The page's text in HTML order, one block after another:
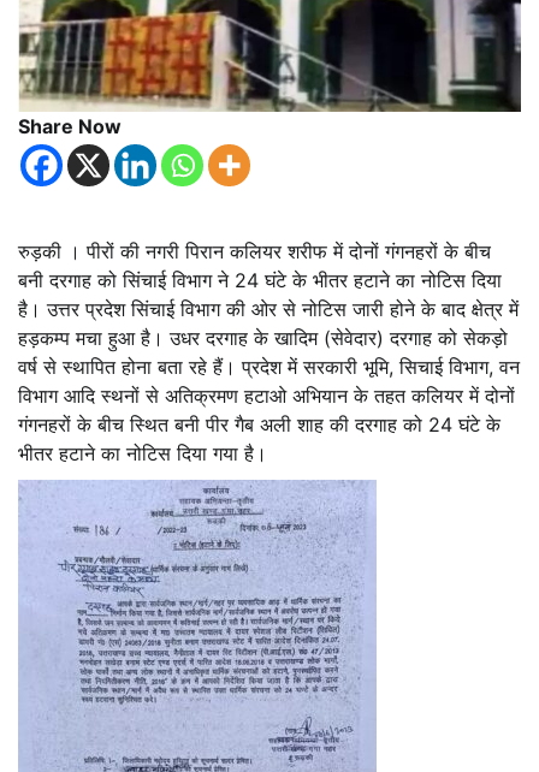
Share Now
रुड़की । पीरों की नगरी पिरान कलियर शरीफ में दोनों गंगनहरों के बीच
बनी दरगाह को सिंचाई विभाग ने 24 घंटे के भीतर हटाने का नोटिस दिया
है। उत्तर प्रदेश सिंचाई विभाग की ओर से नोटिस जारी होने के बाद क्षेत्र में
हड़कम्प मचा हुआ है। उधर दरगाह के खादिम (सेवेदार) दरगाह को सेकड़ो
वर्ष से स्थापित होना बता रहे हैं। प्रदेश में सरकारी भूमि, सिचाई विभाग, वन
विभाग आदि स्थनों से अतिक्रमण हटाओ अभियान के तहत कलियर में दोनों
गंगनहरों के बीच स्थित बनी पीर गैब अली शाह की दरगाह को 24 घंटे के
भीतर हटाने का नोटिस दिया गया है।